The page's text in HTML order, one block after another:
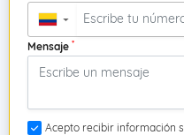
▼
Mensaje *
Acepto recibir información